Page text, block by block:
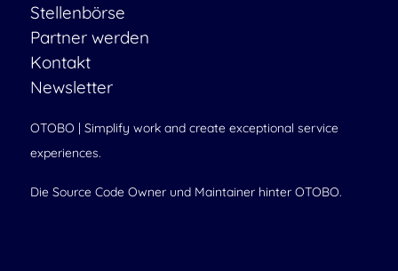
Stellenbörse
Partner werden
Kontakt
Newsletter
OTOBO | Simplify work and create exceptional service
experiences.
Die Source Code Owner und Maintainer hinter OTOBO.